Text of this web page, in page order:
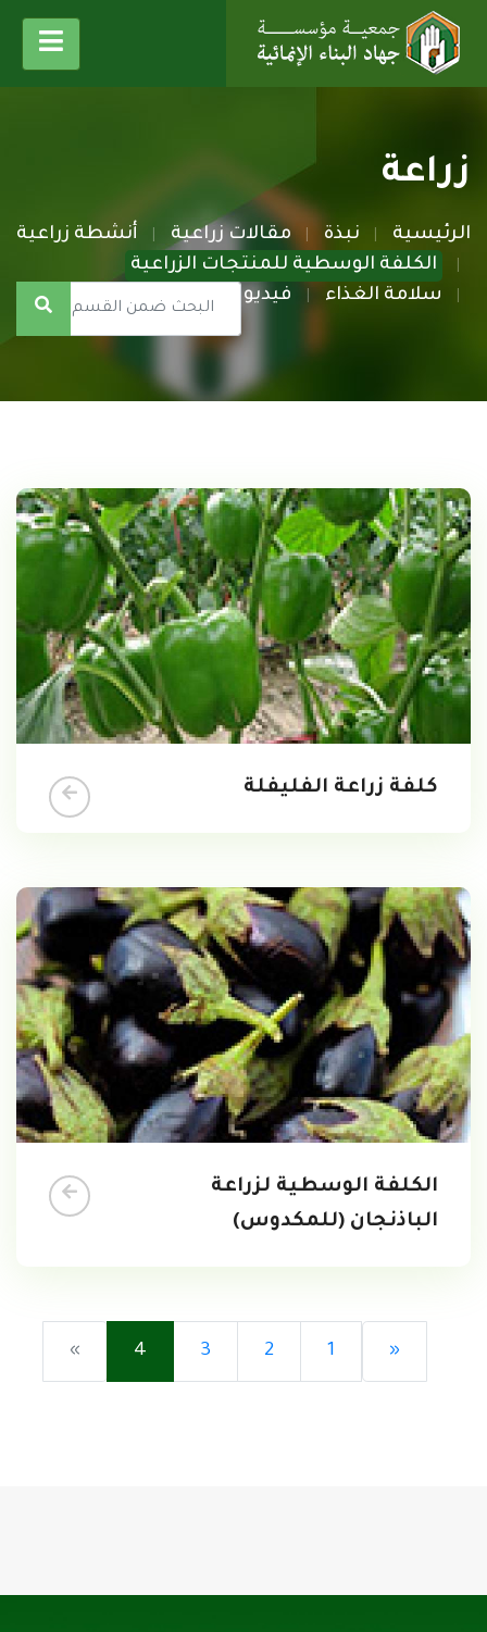
زراعة
الرئيسية نبذة مقالات زراعية
أنشطة زراعية
الكلفة الوسطية للمنتجات الزراعية
سلامة الغذاء
فيديو
كلفة زراعة الفليفلة
الكلفة الوسطية لزراعة
الباذنجان (للمكدوس)
«
1
2
3
4
»